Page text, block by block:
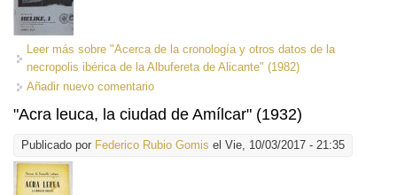
Leer más sobre "Acerca de la cronología y otros datos de la
necropolis ibérica de la Albufereta de Alicante" (1982)
Añadir nuevo comentario
"Acra leuca, la ciudad de Amílcar" (1932)
Publicado por Federico Rubio Gomis el Vie, 10/03/2017 - 21:35